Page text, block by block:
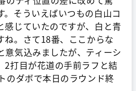
。そういえばいつもの白山コ
感じていたのですが、白と青
ね。さて18番、ここからな
意気込みましたが、ティーシ
2打目が花道の手前ラフと結
のダボで本日のラウンド終